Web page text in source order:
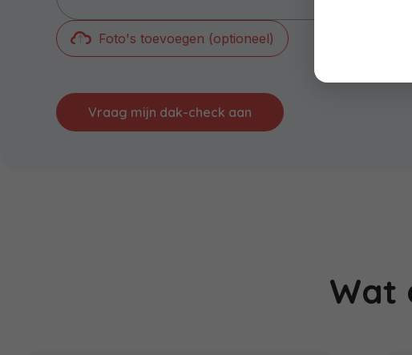
Foto's toevoegen (optioneel)
Vraag mijn dak-check aan
Wat